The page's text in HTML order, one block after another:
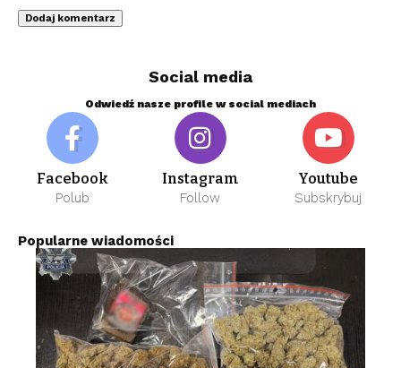
Social media
Odwiedź nasze profile w social mediach
Facebook
Polub
Instagram
Follow
Youtube
Subskrybuj
Popularne wiadomości